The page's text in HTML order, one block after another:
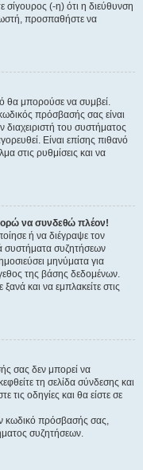
σίγουρος (-η) ότι η διεύθυνση
προσπαθήστε να
θα μπορούσε να συμβεί.
πρόσβασής σας είναι
διαχειριστή του συστήματος
Είναι επίσης πιθανό
στις ρυθμίσεις και να
να συνδεθώ πλέον!
ή να διέγραψε τον
συστήματα συζητήσεων
μηνύματα για
της βάσης δεδομένων.
και να εμπλακείτε στις
σας δεν μπορεί να
τη σελίδα σύνδεσης και
τις οδηγίες και θα είστε σε
κωδικό πρόσβασής σας,
συζητήσεων.